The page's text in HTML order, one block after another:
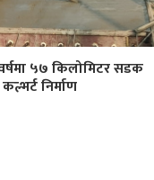
५७ किलोमिटर सडक
निर्माण